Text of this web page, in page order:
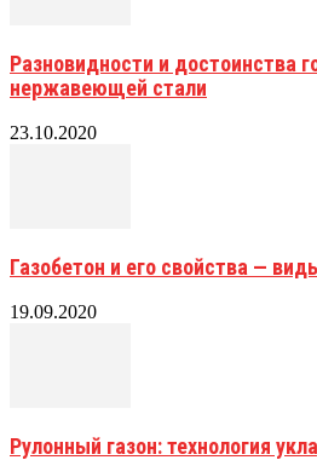
Разновидности и достоинства
нержавеющей стали
23.10.2020
Газобетон и его свойства —
19.09.2020
Рулонный газон: технология